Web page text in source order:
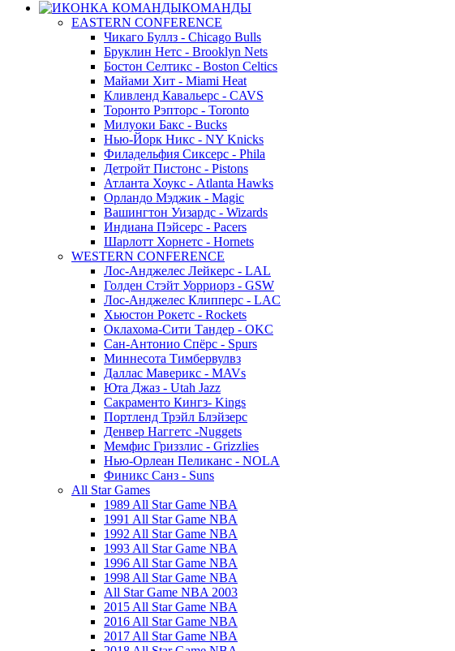
КОМАНДЫ
EASTERN CONFERENCE
Чикаго Буллз - Chicago Bulls
Бруклин Нетс - Brooklyn Nets
Бостон Селтикс - Boston Celtics
Майами Хит - Miami Heat
Кливленд Кавальерс - CAVS
Торонто Рэпторс - Toronto
Милуоки Бакс - Bucks
Нью-Йорк Никс - NY Knicks
Филадельфия Сиксерс - Phila
Детройт Пистонс - Pistons
Атланта Хоукс - Atlanta Hawks
Орландо Мэджик - Magic
Вашингтон Уизардс - Wizards
Индиана Пэйсерс - Pacers
Шарлотт Хорнетс - Hornets
WESTERN CONFERENCE
Лос-Анджелес Лейкерс - LAL
Голден Стэйт Уорриорз - GSW
Лос-Анджелес Клипперс - LAC
Хьюстон Рокетс - Rockets
Оклахома-Сити Тандер - OKC
Сан-Антонио Спёрс - Spurs
Миннесота Тимбервулвз
Даллас Маверикс - MAVs
Юта Джаз - Utah Jazz
Сакраменто Кингз- Kings
Портленд Трэйл Блэйзерс
Денвер Наггетс -Nuggets
Мемфис Гриззлис - Grizzlies
Нью-Орлеан Пеликанс - NOLA
Финикс Санз - Suns
All Star Games
1989 All Star Game NBA
1991 All Star Game NBA
1992 All Star Game NBA
1993 All Star Game NBA
1996 All Star Game NBA
1998 All Star Game NBA
All Star Game NBA 2003
2015 All Star Game NBA
2016 All Star Game NBA
2017 All Star Game NBA